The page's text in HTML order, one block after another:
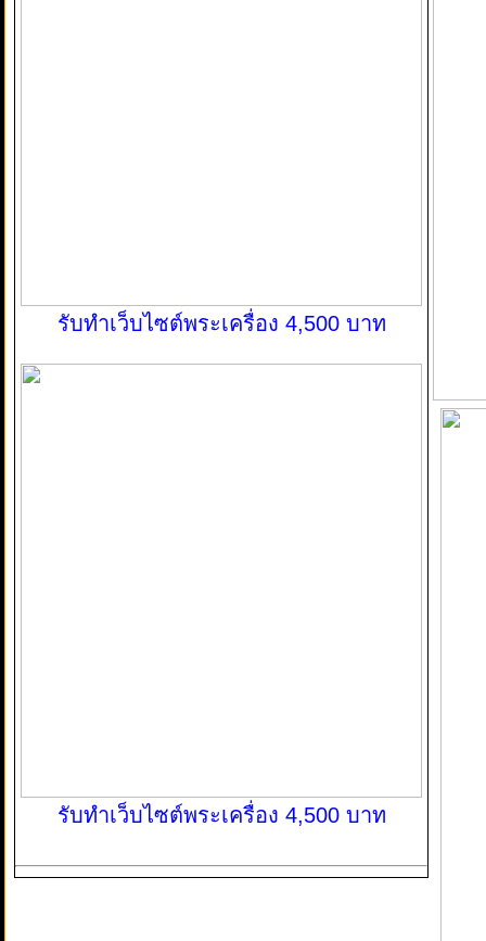
รับทำเว็บไซต์พระเครื่อง 4,500 บาท
รับทำเว็บไซต์พระเครื่อง 4,500 บาท